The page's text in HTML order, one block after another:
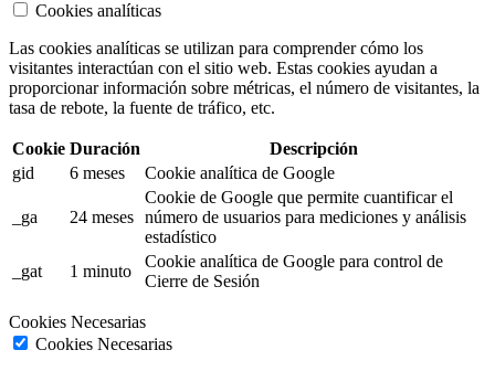
Cookies analíticas
Las cookies analíticas se utilizan para comprender cómo los
visitantes interactúan con el sitio web. Estas cookies ayudan a
proporcionar información sobre métricas, el número de visitantes, la
tasa de rebote, la fuente de tráfico, etc.
Cookie Duración
Descripción
gid
6 meses Cookie analítica de Google
_ga 24 meses
Cookie de Google que permite cuantificar el
número de usuarios para mediciones y análisis
estadístico
_gat
1 minuto
Cookie analítica de Google para control de
Cierre de Sesión
Cookies Necesarias
Cookies Necesarias